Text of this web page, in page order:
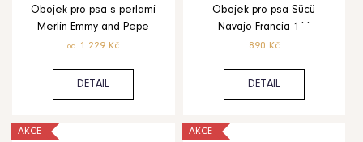
Obojek pro psa s perlami
Merlin Emmy and Pepe
od 1 229 Kč
DETAIL
Obojek pro psa Sücü
Navajo Francia 1´´
890 Kč
DETAIL
AKCE
AKCE